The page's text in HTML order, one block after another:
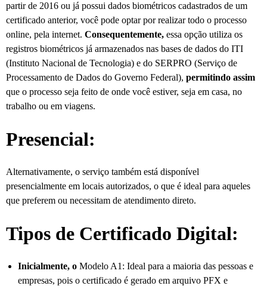
partir de 2016 ou já possui dados biométricos cadastrados de um
certificado anterior, você pode optar por realizar todo o processo
online, pela internet. Consequentemente, essa opção utiliza os
registros biométricos já armazenados nas bases de dados do ITI
(Instituto Nacional de Tecnologia) e do SERPRO (Serviço de
Processamento de Dados do Governo Federal), permitindo assim
que o processo seja feito de onde você estiver, seja em casa, no
trabalho ou em viagens.
Presencial:
Alternativamente, o serviço também está disponível
presencialmente em locais autorizados, o que é ideal para aqueles
que preferem ou necessitam de atendimento direto.
Tipos de Certificado Digital:
Inicialmente, o Modelo A1: Ideal para a maioria das pessoas e
empresas, pois o certificado é gerado em arquivo PFX e